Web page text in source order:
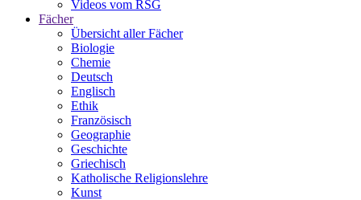
Videos vom RSG
Fächer
Übersicht aller Fächer
Biologie
Chemie
Deutsch
Englisch
Ethik
Französisch
Geographie
Geschichte
Griechisch
Katholische Religionslehre
Kunst